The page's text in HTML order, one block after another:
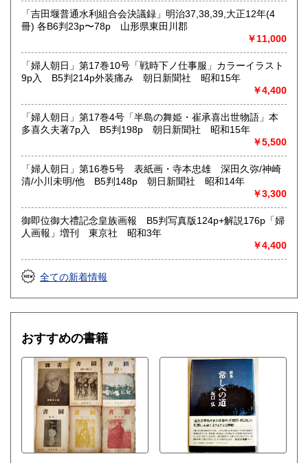
「吉田堰普通水利組合会決議録」明治37,38,39,大正12年(4
冊) 各B6判23p〜78p 山形県東田川郡
￥11,000
「婦人朝日」第17巻10号「戦時下ノ仕事服」カラーイラスト
9p入 B5判214p外装痛み 朝日新聞社 昭和15年
￥4,400
「婦人朝日」第17巻4号「半島の舞姫・崔承喜出世物語」本
多喜久夫著7p入 B5判198p 朝日新聞社 昭和15年
￥5,500
「婦人朝日」第16巻5号 表紙画・寺本忠雄 深田久弥/神崎
清/小川未明/他 B5判148p 朝日新聞社 昭和14年
￥3,300
御即位御大禮記念皇族画報 B5判写真版124p+解説176p「婦
人画報」増刊 東京社 昭和3年
￥4,400
全ての新着情報
おすすめの書籍